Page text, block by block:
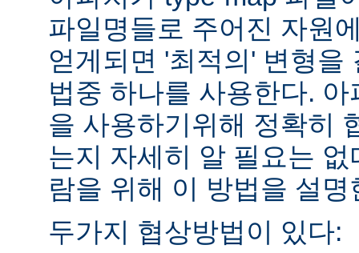
파일명들로 주어진 자원
얻게되면 '최적의' 변형을
법중 하나를 사용한다.
을 사용하기위해 정확히
는지 자세히 알 필요는
람을 위해 이 방법을 설명
두가지 협상방법이 있다: